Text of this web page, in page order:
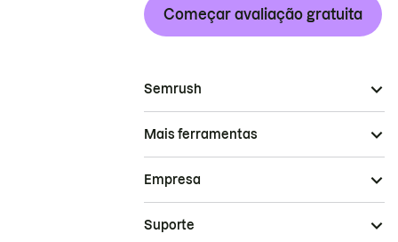
Começar avaliação gratuita
Semrush
Mais ferramentas
Empresa
Suporte